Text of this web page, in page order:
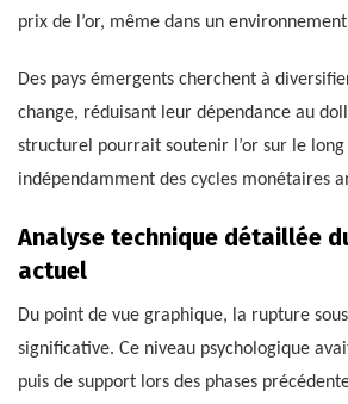
prix de l’or, même dans un
Des pays émergents cherchent à
change, réduisant leur dépendance au
structurel pourrait soutenir l’or sur le
indépendamment des cycles monétaires
Analyse technique détaillée
actuel
Du point de vue graphique, la rupture
significative. Ce niveau psychologique
puis de support lors des phases